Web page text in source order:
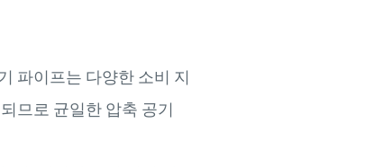
파이프는 다양한 소비 지
므로 균일한 압축 공기